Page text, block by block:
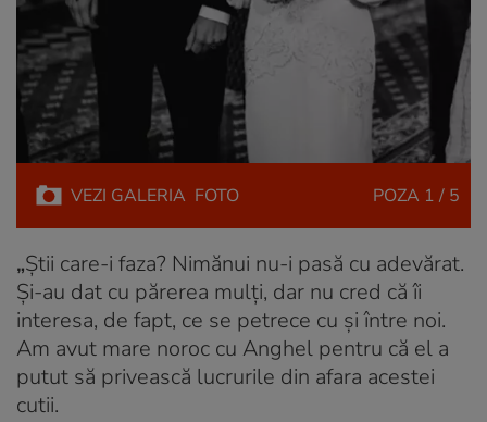
VEZI GALERIA FOTO POZA 1 / 5
„Știi care-i faza? Nimănui nu-i pasă cu adevărat.
Și-au dat cu părerea mulți, dar nu cred că îi
interesa, de fapt, ce se petrece cu și între noi.
Am avut mare noroc cu Anghel pentru că el a
putut să privească lucrurile din afara acestei
cutii.